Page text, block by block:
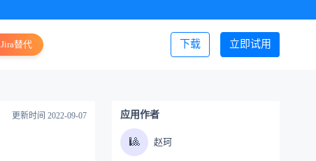
立即试用
下载
Jira替代 登录/注册
更新时间 2022-09-07 应用作者
🎱 赵珂